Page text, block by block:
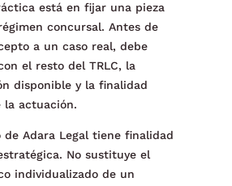
está en fijar una pieza
concursal. Antes de
a un caso real, debe
el resto del TRLC, la
disponible y la finalidad
la actuación.
de Adara Legal tiene finalidad
No sustituye el
individualizado de un